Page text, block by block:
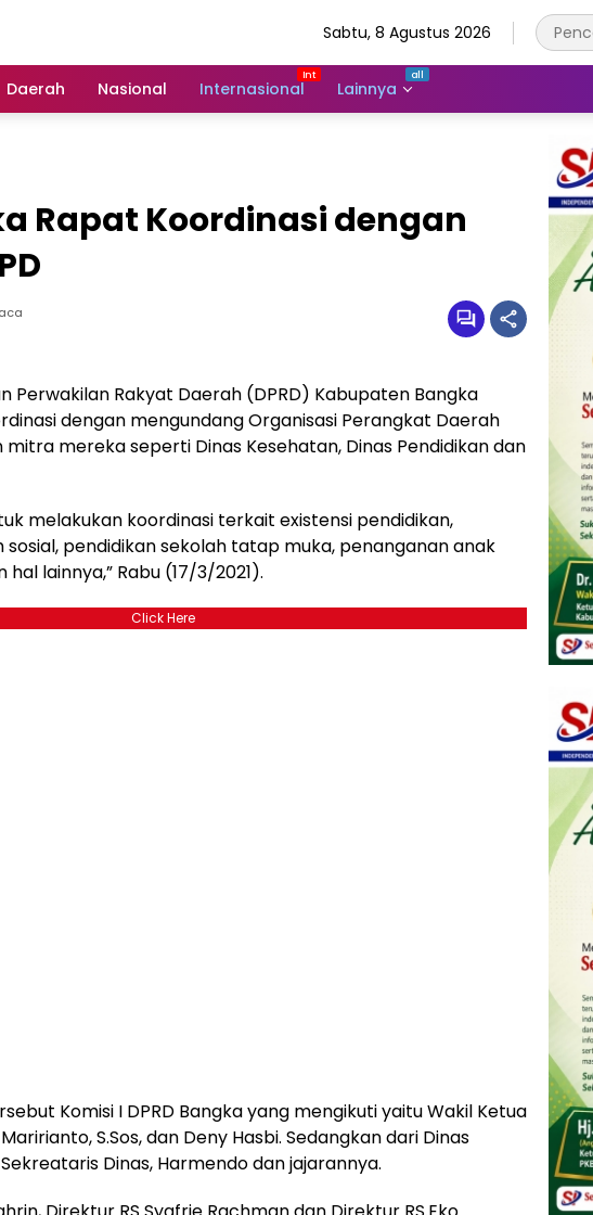
Sabtu, 8 Agustus 2026
Daerah Nasional Internasional Lainnya
Rapat Koordinasi dengan
Perwakilan Rakyat Daerah (DPRD) Kabupaten Bangka
dengan mengundang Organisasi Perangkat Daerah
mereka seperti Dinas Kesehatan, Dinas Pendidikan dan
melakukan koordinasi terkait existensi pendidikan,
pendidikan sekolah tatap muka, penanganan anak
lainnya,” Rabu (17/3/2021).
Click Here
Komisi I DPRD Bangka yang mengikuti yaitu Wakil Ketua
S.Sos, dan Deny Hasbi. Sedangkan dari Dinas
Dinas, Harmendo dan jajarannya.